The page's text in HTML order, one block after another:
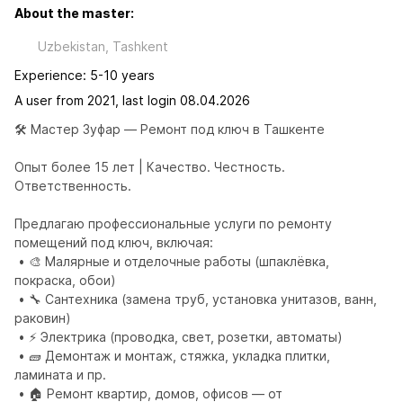
About the master:
Uzbekistan, Tashkent
Experience: 5-10 years
A user from 2021, last login 08.04.2026
🛠 Мастер Зуфар — Ремонт под ключ в Ташкенте
Опыт более 15 лет | Качество. Честность.
Ответственность.
Предлагаю профессиональные услуги по ремонту
помещений под ключ, включая:
покраска, обои)
раковин)
ламината и пр.